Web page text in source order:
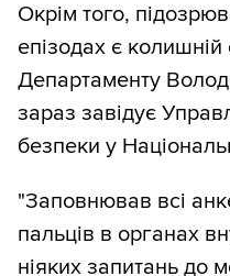
Окрім того,
епізодах є колишній
Департаменту
зараз завідує
безпеки у
"Заповнював всі
пальців в органах
ніяких запитань до